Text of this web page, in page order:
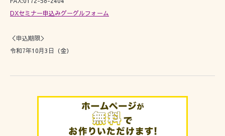
DXセミナー申込みグーグルフォーム
＜申込期限＞
令和7年10月3日（金）